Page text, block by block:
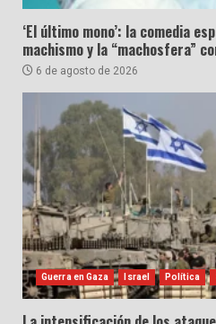
‘El último mono’: la comedia
machismo y la “machosfera”
6 de agosto de 2026
Guerra en Gaza Israel Política